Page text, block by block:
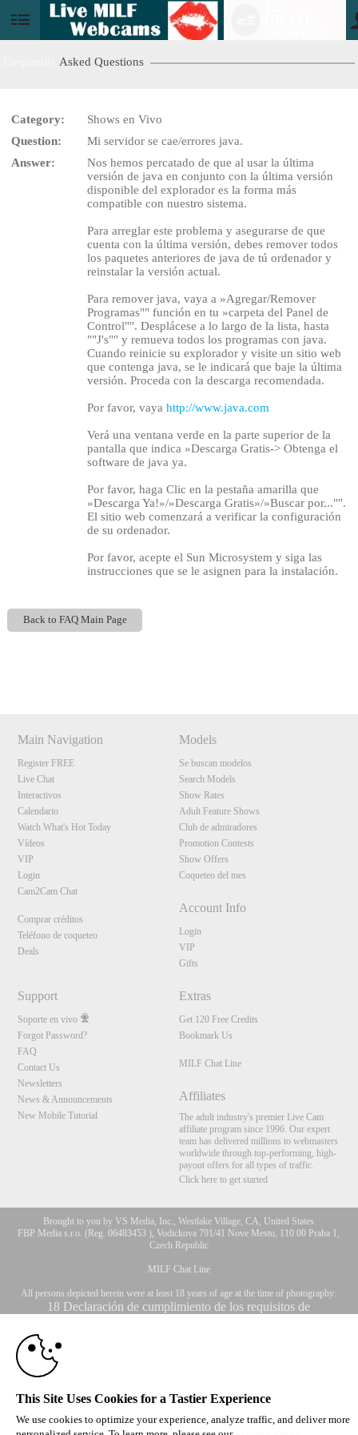
Asked Questions
Category:
Shows en Vivo
Question:
Mi servidor se cae/errores java.
Answer:
Nos hemos percatado de que al usar la última
versión de java en conjunto con la última versión
disponible del explorador es la forma más
compatible con nuestro sistema.
Para arreglar este problema y asegurarse de que
cuenta con la última versión, debes remover todos
los paquetes anteriores de java de tú ordenador y
reinstalar la versión actual.
Para remover java, vaya a »Agregar/Remover
Programas"" función en tu »carpeta del Panel de
Control"". Desplácese a lo largo de la lista, hasta
""J's"" y remueva todos los programas con java.
Cuando reinicie su explorador y visite un sitio web
que contenga java, se le indicará que baje la última
versión. Proceda con la descarga recomendada.
Por favor, vayahttp://www.java.com
Verá una ventana verde en la parte superior de la
pantalla que indica »Descarga Gratis-> Obtenga el
software de java ya.
Por favor, haga Clic en la pestaña amarilla que
»Descarga Ya!»/»Descarga Gratis»/»Buscar por..."".
El sitio web comenzará a verificar la configuración
de su ordenador.
Por favor, acepte el Sun Microsystem y siga las
instrucciones que se le asignen para la instalación.
Back to FAQ Main Page
Main Navigation
Register FREE
Live Chat
Interactivos
Calendario
Watch What's Hot Today
Vídeos
VIP
Login
Cam2Cam Chat
Comprar créditos
Teléfono de coqueteo
Deals
Models
Se buscan modelos
Search Models
Show Rates
Adult Feature Shows
Club de admiradores
Promotion Contests
Show Offers
Coqueteo del mes
Account Info
Login
VIP
Gifts
Support
Soporte en vivo
Forgot Password?
FAQ
Contact Us
Newsletters
News & Announcements
New Mobile Tutorial
Extras
Get 120 Free Credits
Bookmark Us
MILF Chat Line
Affiliates
The adult industry's premier Live Cam
affiliate program since 1996. Our expert
team has delivered millions to webmasters
worldwide through top-performing, high-
payout offers for all types of traffic.
Click here to get started
Brought to you by VS Media, Inc., Westlake Village, CA, United States
FBP Media s.r.o. (Reg. 06483453 ), Vodickova 791/41 Nove Mesto, 110 00 Praha 1,
Czech Republic
MILF Chat Line
All persons depicted herein were at least 18 years of age at the time of photography:
18 Declaración de cumplimiento de los requisitos de
© 1996 - 2026 VS3.COM, VS Media, Inc. All Rights Reserved.
CA-Privacy Policy
modal
This Site Uses Cookies for a Tastier Experience
We use cookies to optimize your experience, analyze traffic, and deliver more
LIMITED TIME OFFER!
120
10:00